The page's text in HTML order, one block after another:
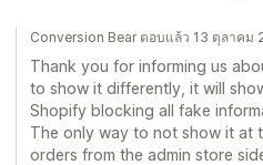
Conversion Bear ตอบแล้ว 13 ตุลาคม
Thank you for informing us
to show it differently, it will
Shopify blocking all fake
The only way to not show it at
orders from the admin store